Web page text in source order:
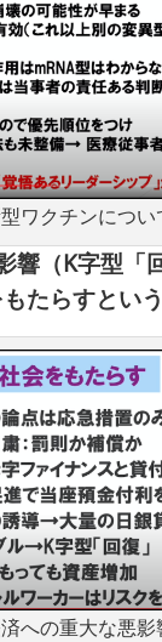
ワクチンについ
響（K字型「
たらすという
への重大な悪影